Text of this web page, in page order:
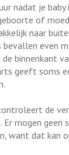
nadat je baby
of
naar
even
binnenkant
geeft soms
de
mogen geen
want dat kan